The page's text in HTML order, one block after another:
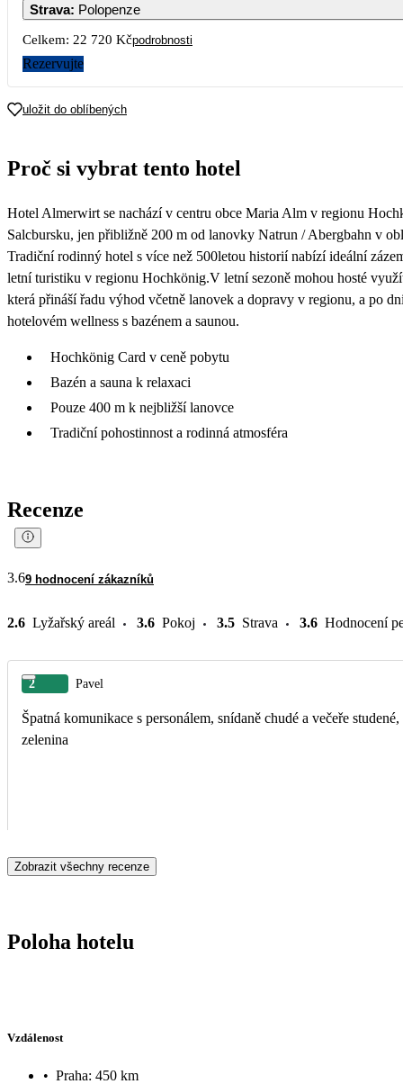
7 8 9 10 11 12 13
11
28 29 30
Strava: Polopenze
Celkem: 22 720 Kčpodrobnosti
Rezervujte
uložit do oblíbených
Proč si vybrat tento hotel
Hotel Almerwirt se nachází v centru obce Maria Alm v regionu
Salcbursku, jen přibližně 200 m od lanovky Natrun / Abergbahn v
Tradiční rodinný hotel s více než 500letou historií nabízí ideální
letní turistiku v regionu Hochkönig.V letní sezoně mohou hosté
která přináší řadu výhod včetně lanovek a dopravy v regionu, a po
hotelovém wellness s bazénem a saunou.
Hochkönig Card v ceně pobytu
Bazén a sauna k relaxaci
Pouze 400 m k nejbližší lanovce
Tradiční pohostinnost a rodinná atmosféra
Recenze
3.69 hodnocení zákazníků
2.6 Lyžařský areál 3.6 Pokoj 3.5 Strava 3.6 Hodnocení
2 Pavel
Špatná komunikace s personálem, snídaně chudé a večeře studené, žádné ovoce ani
zelenina
Zobrazit všechny recenze
Poloha hotelu
Vzdálenost
• Praha: 450 km